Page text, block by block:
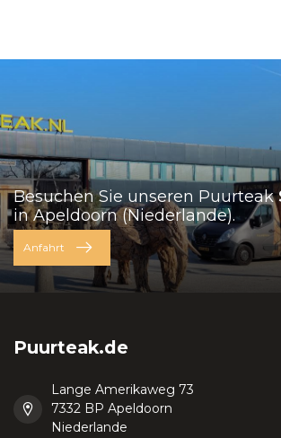
Besuchen Sie unseren Puurteak
in Apeldoorn (Niederlande).
Anfahrt
Puurteak.de
Lange Amerikaweg 73
7332 BP Apeldoorn
Niederlande